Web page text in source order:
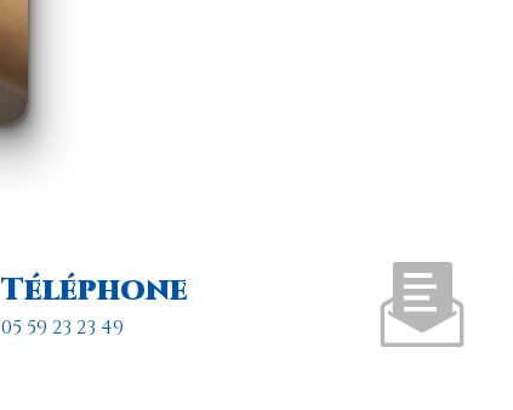
Téléphone
05 59 23 23 49